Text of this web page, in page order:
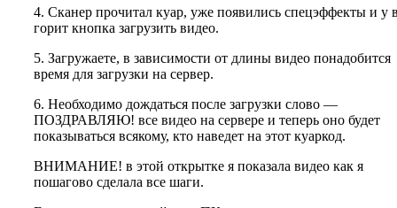
4. Сканер прочитал куар, уже появились спецэффекты и у
горит кнопка загрузить видео.
5. Загружаете, в зависимости от длины видео понадобится
время для загрузки на сервер.
6. Необходимо дождаться после загрузки слово —
ПОЗДРАВЛЯЮ! все видео на сервере и теперь оно будет
показываться всякому, кто наведет на этот куаркод.
ВНИМАНИЕ! в этой открытке я показала видео как я
пошагово сделала все шаги.